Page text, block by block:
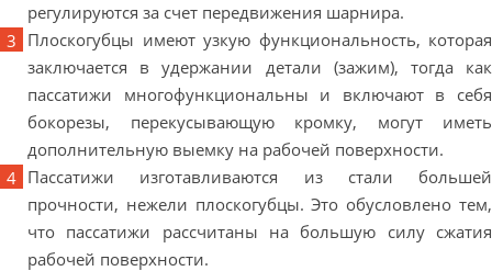
регулируются за счет передвижения шарнира.
Плоскогубцы имеют узкую функциональность, которая
заключается в удержании детали (зажим), тогда как
пассатижи многофункциональны и включают в себя
бокорезы, перекусывающую кромку, могут иметь
дополнительную выемку на рабочей поверхности.
Пассатижи изготавливаются из стали большей
прочности, нежели плоскогубцы. Это обусловлено тем,
что пассатижи рассчитаны на большую силу сжатия
рабочей поверхности.